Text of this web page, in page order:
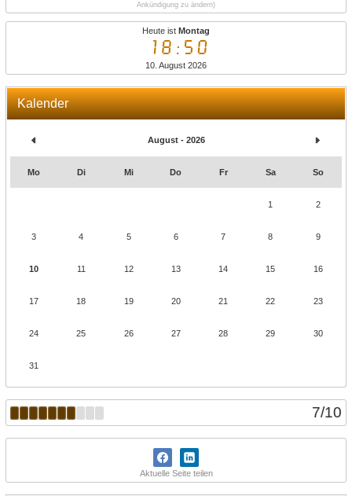
Heute ist Montag
18:50
10. August 2026
Kalender
August - 2026
Mo Di Mi Do Fr Sa So
1 2
3 4 5 6 7 8 9
10 11 12 13 14 15 16
17 18 19 20 21 22 23
24 25 26 27 28 29 30
31
7/10
Aktuelle Seite teilen
Ankündigung zu ändern)